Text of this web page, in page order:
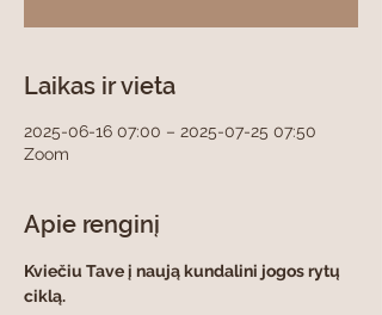
Laikas ir vieta
2025-06-16 07:00 – 2025-07-25 07:50
Zoom
Apie renginį
Kviečiu Tave į naują kundalini jogos rytų
ciklą.